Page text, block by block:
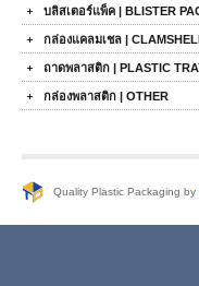
บลิสเตอร์แพ็ค | BLISTER
กล่องแคลมเชล |
ถาดพลาสติก | PLASTIC
กล่องพลาสติก | OTHER
Quality Plastic Packaging by